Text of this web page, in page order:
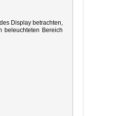
Display betrachten,
beleuchteten Bereich